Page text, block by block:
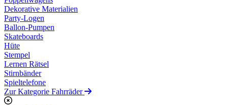
Dekorative Materialien
Party-Logen
Ballon-Pumpen
Skateboards
Hüte
Stempel
Lernen Rätsel
Stirnbänder
Spieltelefone
Zur Kategorie Fahrräder